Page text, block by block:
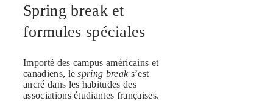
Spring break et
formules spéciales
Importé des campus américains et
canadiens, lespring breaks’est
ancré dans les habitudes des
associations étudiantes françaises.